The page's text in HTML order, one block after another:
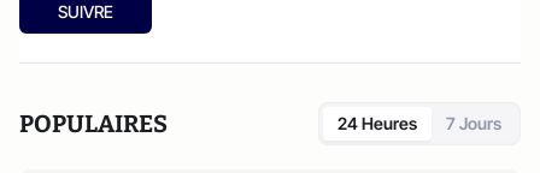
SUIVRE
POPULAIRES 24 Heures 7 Jours